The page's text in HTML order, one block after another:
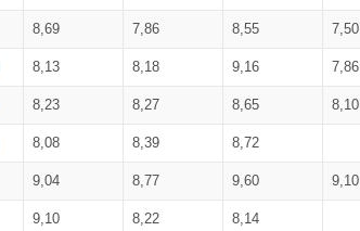
8,69 7,86 8,55 7,50
8,13 8,18 9,16 7,86
8,23 8,27 8,65 8,10
8,08 8,39 8,72
9,04 8,77 9,60 9,10
9,10 8,22 8,14